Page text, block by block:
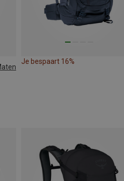
Je bespaart 16%